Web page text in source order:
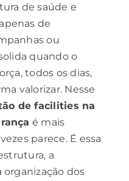
de saúde e
de
ou
quando o
todos os dias,
valorizar. Nesse
de facilities na
é mais
parece. É essa
a
organização dos